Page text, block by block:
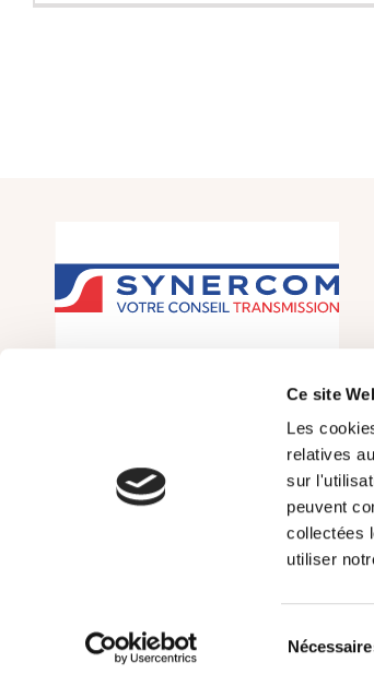
Ce site
Les
relatives
sur
peuvent
collectées
utiliser
du
SYNERCOM France est un réseau
transmission, cession et acquisition
associés, consultants et salariés sur
tout le territoire, et un des leaders
français indépendants sur le marché